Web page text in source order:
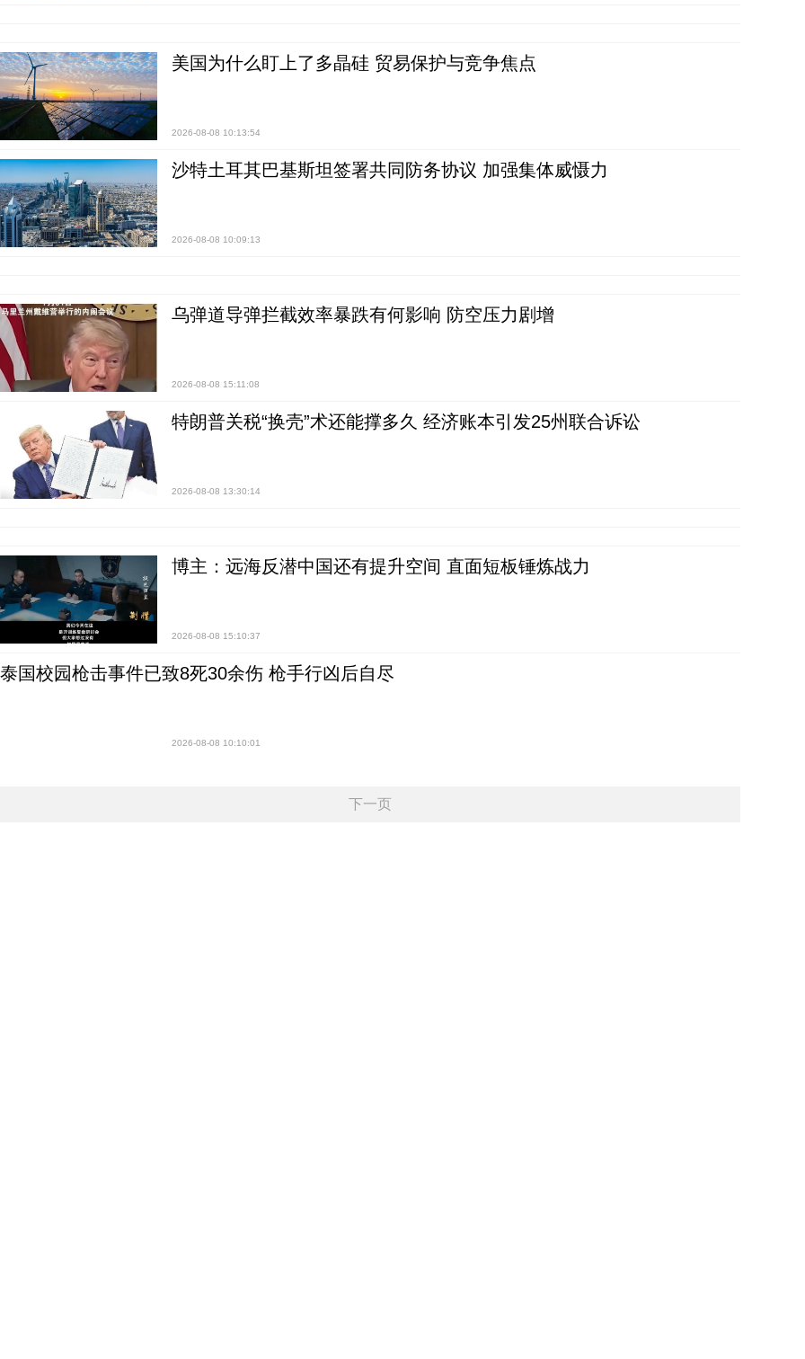
美国为什么盯上了多晶硅 贸易保护与竞争焦点
2026-08-08 10:13:54
沙特土耳其巴基斯坦签署共同防务协议 加强集体威慑力
2026-08-08 10:09:13
乌弹道导弹拦截效率暴跌有何影响 防空压力剧增
2026-08-08 15:11:08
特朗普关税“换壳”术还能撑多久 经济账本引发25州联合诉讼
2026-08-08 13:30:14
博主：远海反潜中国还有提升空间 直面短板锤炼战力
2026-08-08 15:10:37
泰国校园枪击事件已致8死30余伤 枪手行凶后自尽
2026-08-08 10:10:01
下一页